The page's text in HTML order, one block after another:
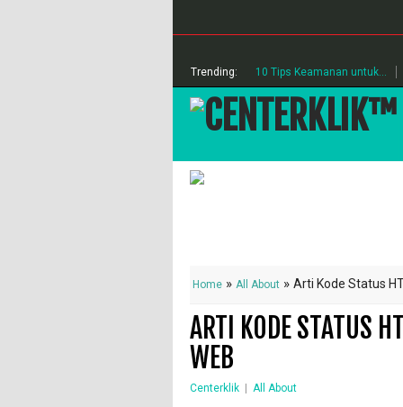
Trending: 10 Tips Keamanan untuk...
Home » All About »Arti Kode Status
ARTI KODE STATUS
WEB
Centerklik | All About